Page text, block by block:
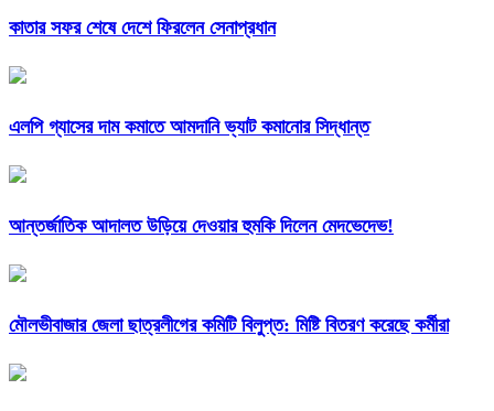
কাতার সফর শেষে দেশে ফিরলেন সেনাপ্রধান
এলপি গ্যাসের দাম কমাতে আমদানি ভ্যাট কমানোর সিদ্ধান্ত
আন্তর্জাতিক আদালত উড়িয়ে দেওয়ার হুমকি দিলেন মেদভেদেভ!
মৌলভীবাজার জেলা ছাত্রলীগের কমিটি বিলুপ্ত: মিষ্টি বিতরণ করেছে কর্মীরা